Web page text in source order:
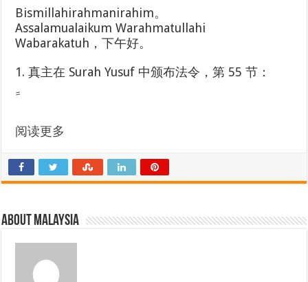
Bismillahirahmanirahim。
Assalamualaikum Warahmatullahi
Wabarakatuh，下午好。
1. 真主在 Surah Yusuf 中颁布法令，第 55 节：
阅读更多
About Malaysia